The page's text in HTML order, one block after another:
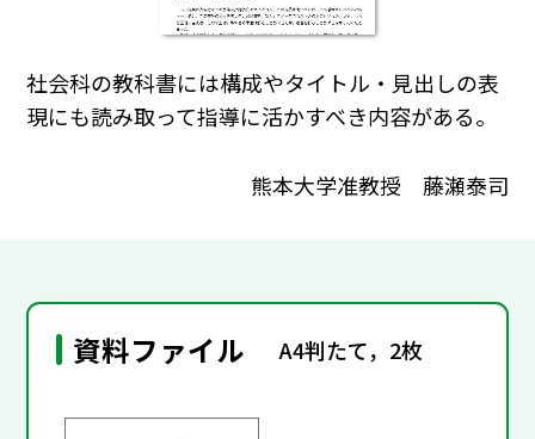
社会科の教科書には構成やタイトル・見出しの表
現にも読み取って指導に活かすべき内容がある。
熊本大学准教授 藤瀬泰司
資料ファイル A4判たて，2枚